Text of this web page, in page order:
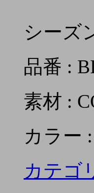
シーズ
品番 :
素材 :
カラー
カテゴ